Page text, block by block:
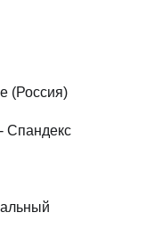
(Россия)
Спандекс